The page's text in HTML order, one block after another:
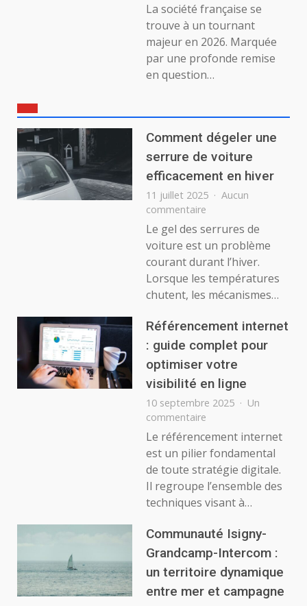
La société française se
trouve à un tournant
majeur en 2026. Marquée
par une profonde remise
en question…
Comment dégeler une
serrure de voiture
efficacement en hiver
11 juillet 2025
Aucun
commentaire
dégeler
une
serrure
de
voiture
en
hiver
Le gel des serrures de
voiture est un problème
courant durant l’hiver.
Lorsque les températures
chutent, les mécanismes…
Référencement internet
: guide complet pour
optimiser votre
visibilité en ligne
10 septembre 2025
Un
commentaire
Référencement
internet
guide
complet
pour
votre
visibilité
en
ligne
Le référencement internet
est un pilier fondamental
de toute stratégie digitale.
Il regroupe l’ensemble des
techniques visant à…
Communauté Isigny-
Grandcamp-Intercom :
un territoire dynamique
entre mer et campagne